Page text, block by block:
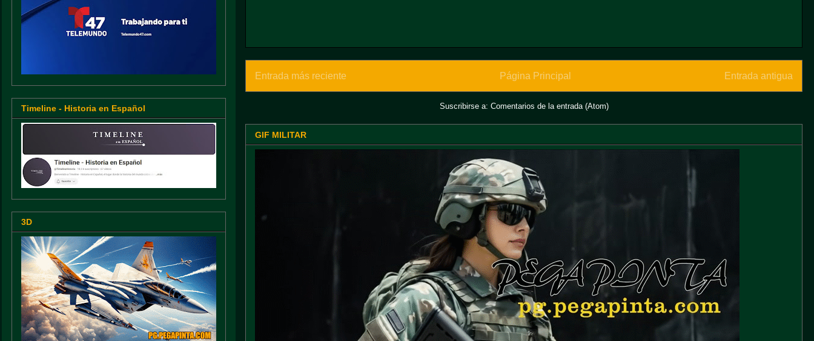
Entrada más reciente Entrada antigua
Página Principal
Suscribirse a: Comentarios de la entrada (Atom)
GIF MILITAR
Timeline - Historia en Español
3D